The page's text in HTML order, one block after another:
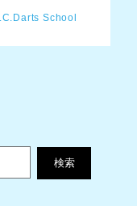
School
検索